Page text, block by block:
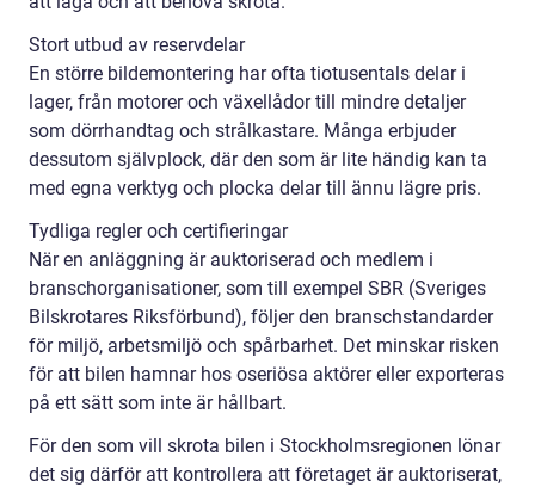
Stort utbud av reservdelar
En större bildemontering har ofta tiotusentals delar i
lager, från motorer och växellådor till mindre detaljer
som dörrhandtag och strålkastare. Många erbjuder
dessutom självplock, där den som är lite händig kan ta
med egna verktyg och plocka delar till ännu lägre pris.
Tydliga regler och certifieringar
När en anläggning är auktoriserad och medlem i
branschorganisationer, som till exempel SBR (Sveriges
Bilskrotares Riksförbund), följer den branschstandarder
för miljö, arbetsmiljö och spårbarhet. Det minskar risken
för att bilen hamnar hos oseriösa aktörer eller exporteras
på ett sätt som inte är hållbart.
För den som vill skrota bilen i Stockholmsregionen lönar
det sig därför att kontrollera att företaget är auktoriserat,